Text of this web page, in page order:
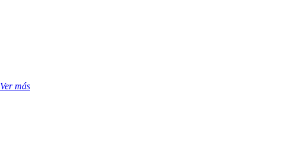
Ver más